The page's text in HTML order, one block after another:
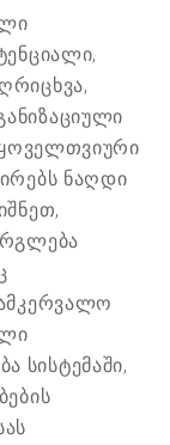
ნაღდი
სისტემაში,